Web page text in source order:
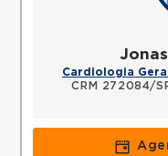
Cardiologia Geral
CRM 272084/